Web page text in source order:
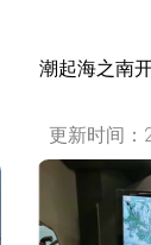
潮起海之南
更新时间：